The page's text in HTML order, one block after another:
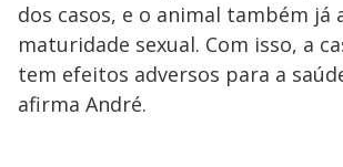
dos casos, e o animal também já
maturidade sexual. Com isso, a
tem efeitos adversos para a
afirma André.